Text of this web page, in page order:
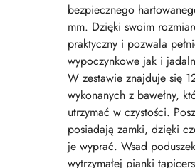
bezpiecznego
mm. Dzięki swoim
praktyczny i pozwala
wypoczynkowe jak i
W zestawie znajduje się
wykonanych z bawełny,
utrzymać w czystości.
posiadają zamki, dzięki
je wyprać. Wsad
wytrzymałej pianki